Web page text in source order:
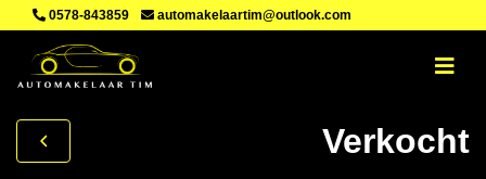
0578-843859 automakelaartim@outlook.com
Verkocht